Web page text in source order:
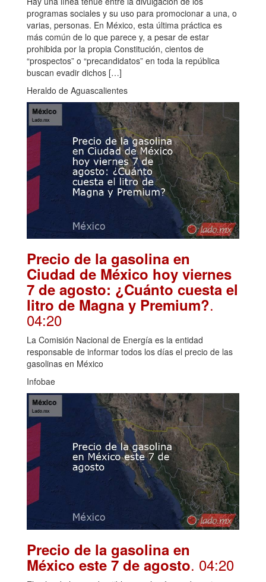
programas sociales y su uso para promocionar a una, o
varias, personas. En México, esta última práctica es
más común de lo que parece y, a pesar de estar
prohibida por la propia Constitución, cientos de
“prospectos” o “precandidatos” en toda la república
buscan evadir dichos […]
Heraldo de Aguascalientes
Precio de la gasolina en
Ciudad de México hoy viernes
7 de agosto: ¿Cuánto cuesta el
litro de Magna y Premium?.
04:20
La Comisión Nacional de Energía es la entidad
responsable de informar todos los días el precio de las
gasolinas en México
Infobae
Precio de la gasolina en
México este 7 de agosto. 04:20